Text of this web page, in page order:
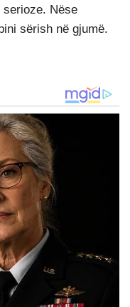
serioze. Nëse
sërish në gjumë.